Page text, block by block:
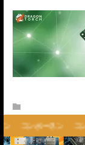
ト コンポーネント
WannaBee™
モジュール
評価ボード
コ
ジ
（